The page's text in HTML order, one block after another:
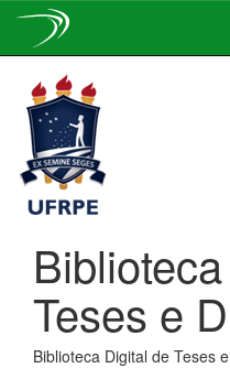
navigation
Teses e
Biblioteca Digital de Teses